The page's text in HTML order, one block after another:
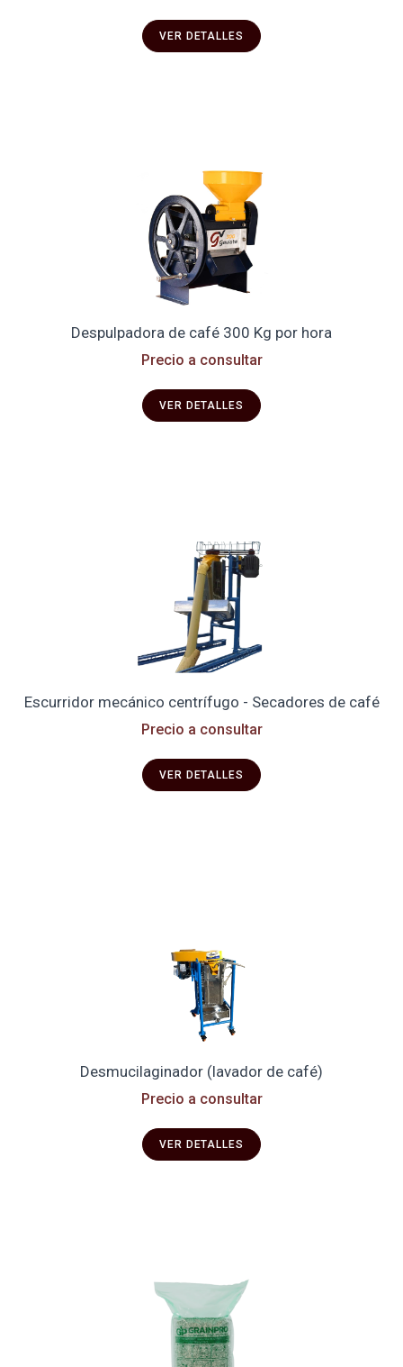
VER DETALLES
Despulpadora de café 300 Kg por hora
Precio a consultar
VER DETALLES
Escurridor mecánico centrífugo - Secadores de café
Precio a consultar
VER DETALLES
Desmucilaginador (lavador de café)
Precio a consultar
VER DETALLES